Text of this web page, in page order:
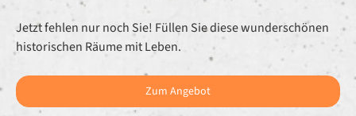
Jetzt fehlen nur noch Sie! Füllen Sie diese wunderschönen
historischen Räume mit Leben.
Zum Angebot